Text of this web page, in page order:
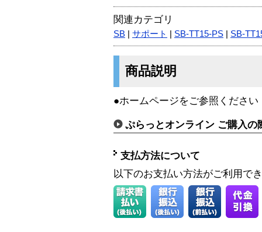
関連カテゴリ
SB サポート SB-TT15-PS SB-
商品説明
●ホームページをご参照ください
ぷらっとオンライン ご購入の
支払方法について
以下のお支払い方法がご利用で